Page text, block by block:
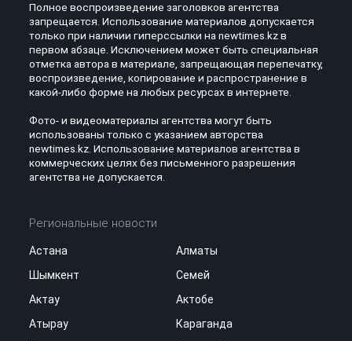
Полное воспроизведение заголовков агентства
запрещается. Использование материалов допускается
только при наличии гиперссылки на newtimes.kz в
первом абзаце. Исключением может быть специальная
отметка автора в материале, запрещающая перепечатку,
воспроизведение, копирование и распространение в
какой-либо форме на любых ресурсах в интернете.
Фото- и видеоматериалы агентства могут быть
использованы только с указанием авторства
newtimes.kz. Использование материалов агентства в
коммерческих целях без письменного разрешения
агентства не допускается.
Региональные новости
Астана
Алматы
Шымкент
Семей
Актау
Актобе
Атырау
Караганда